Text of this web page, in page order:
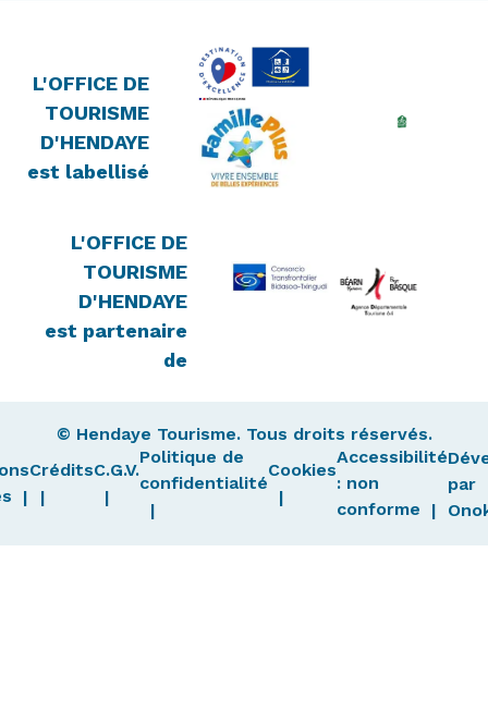
L'OFFICE DE
TOURISME
D'HENDAYE
est labellisé
L'OFFICE DE
TOURISME
D'HENDAYE
est partenaire
de
© Hendaye Tourisme. Tous droits réservés.
CréditsC.G.V.
Politique de
confidentialité
Cookies
Accessibilité
: non
conforme
par